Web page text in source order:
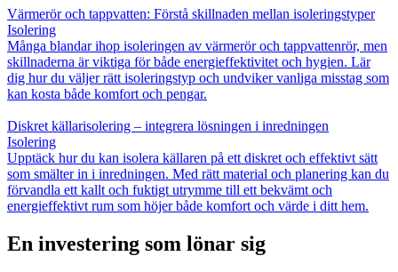
Värmerör och tappvatten: Förstå skillnaden mellan isoleringstyper
Isolering
Många blandar ihop isoleringen av värmerör och tappvattenrör, men
skillnaderna är viktiga för både energieffektivitet och hygien. Lär
dig hur du väljer rätt isoleringstyp och undviker vanliga misstag som
kan kosta både komfort och pengar.
Diskret källarisolering – integrera lösningen i inredningen
Isolering
Upptäck hur du kan isolera källaren på ett diskret och effektivt sätt
som smälter in i inredningen. Med rätt material och planering kan du
förvandla ett kallt och fuktigt utrymme till ett bekvämt och
energieffektivt rum som höjer både komfort och värde i ditt hem.
En investering som lönar sig